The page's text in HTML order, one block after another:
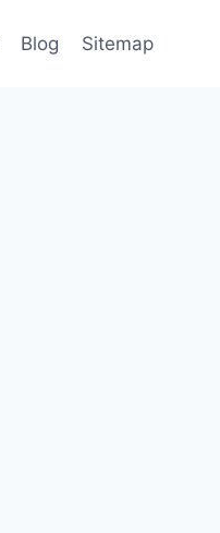
Blog Sitemap